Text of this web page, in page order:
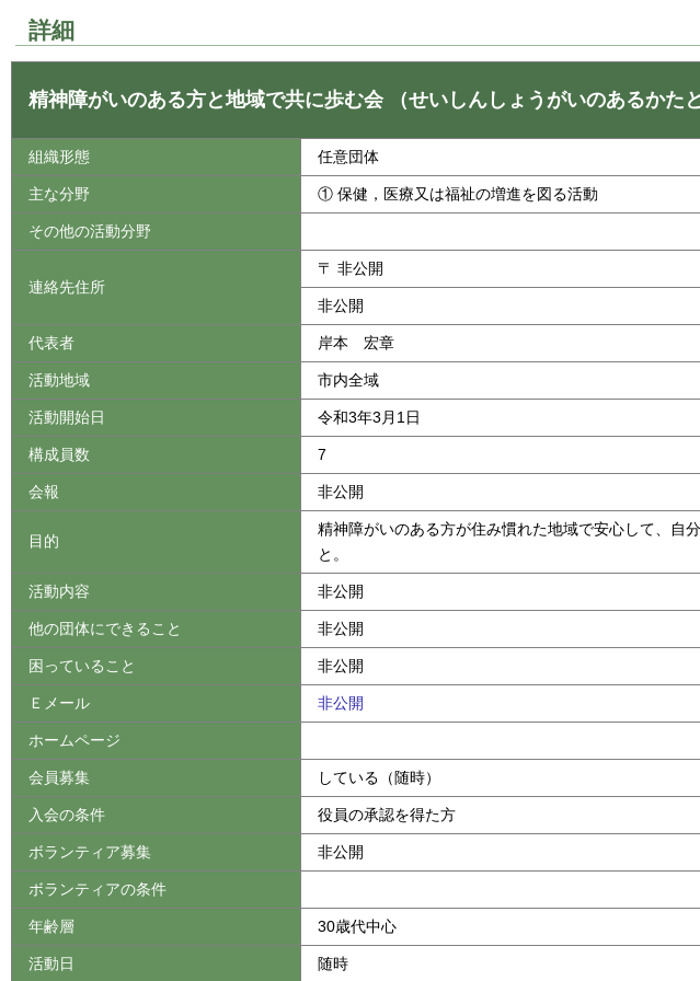
詳細
精神障がいのある方と地域で共に歩む会（せいしんしょうがいのあるかた
組織形態 任意団体
主な分野 ① 保健，医療又は福祉の増進を図る活動
その他の活動分野
連絡先住所
〒 非公開
非公開
代表者 岸本 宏章
活動地域 市内全域
活動開始日 令和3年3月1日
構成員数 7
会報 非公開
目的
精神障がいのある方が住み慣れた地域で安心して、自
と。
活動内容 非公開
他の団体にできること 非公開
困っていること 非公開
Ｅメール 非公開
ホームページ
会員募集 している（随時）
入会の条件 役員の承認を得た方
ボランティア募集 非公開
ボランティアの条件
年齢層 30歳代中心
活動日 随時